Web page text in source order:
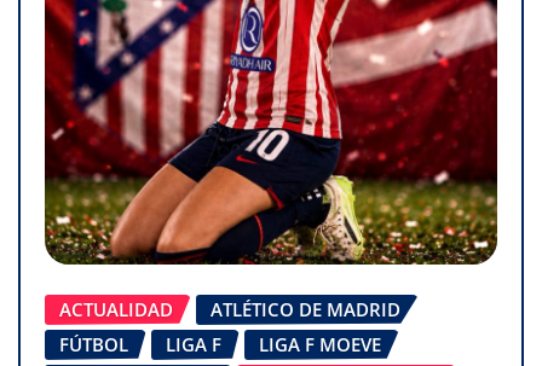
ACTUALIDAD
ATLÉTICO DE MADRID
FÚTBOL
LIGA F
LIGA F MOEVE